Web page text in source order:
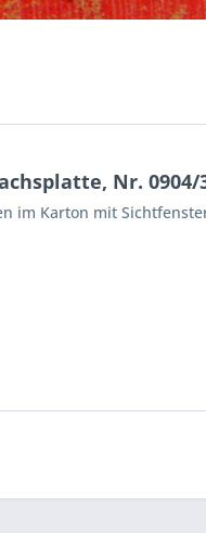
Nr. 0904/
im Karton mit